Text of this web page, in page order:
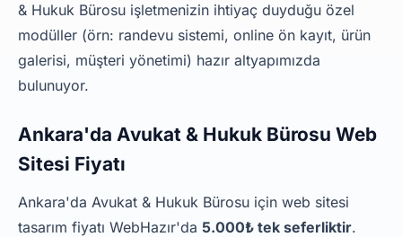
& Hukuk Bürosu işletmenizin ihtiyaç duyduğu özel
modüller (örn: randevu sistemi, online ön kayıt, ürün
galerisi, müşteri yönetimi) hazır altyapımızda
bulunuyor.
Ankara'da Avukat & Hukuk Bürosu Web
Sitesi Fiyatı
Ankara'da Avukat & Hukuk Bürosu için web sitesi
tasarım fiyatı WebHazır'da 5.000₺ tek seferliktir.